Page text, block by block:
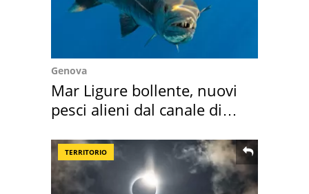
Genova
Mar Ligure bollente, nuovi
pesci alieni dal canale di
TERRITORIO